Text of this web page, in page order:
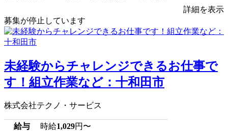
詳細を表示
募集が停止しています
未経験からチャレンジできるお仕事で
す！組立作業など：十和田市
株式会社テクノ・サービス
給与 時給1,029円〜